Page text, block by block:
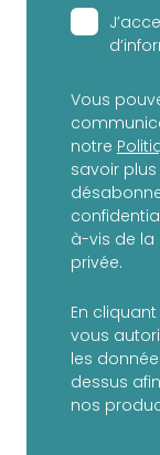
Vous
notre
savoir
à-vis de la
privée.
En
vous
les
dessus
nos